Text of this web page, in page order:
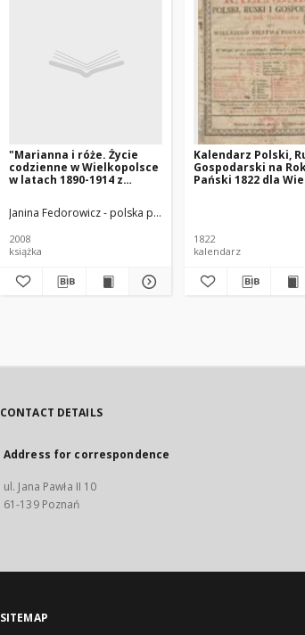
"Marianna i róże. Życie
codzienne w Wielkopolsce
w latach 1890-1914 z
Janina Fedorowicz - polska pisarka
Joanna Konopińska
2008
książka
Kalendarz Polski,
Gospodarski na
Pański 1822 dla
1822
kalendarz
CONTACT DETAILS
Address for correspondence
ul. Jana Pawła II 10
61-139 Poznań
SITEMAP